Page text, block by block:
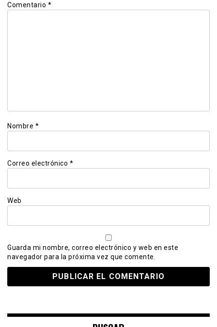
Comentario *
Nombre *
Correo electrónico *
Web
Guarda mi nombre, correo electrónico y web en este
navegador para la próxima vez que comente.